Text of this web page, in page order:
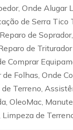
Onde Alugar
de Serra
de
de
Folhas, Onde
Terreno,
OleoMac,
de